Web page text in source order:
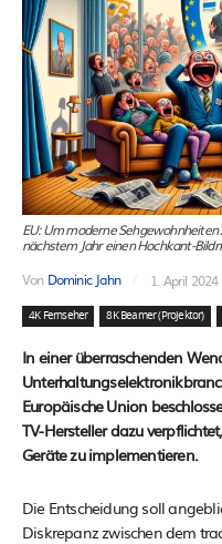
EU: Um moderne
nächstem Jahr einen Hochkant-
Von Dominic Jahn 1. April 2024
4K Fernseher 8K Beamer (Projektor)
In einer überraschenden
Europäische Union
TV-Hersteller dazu
Geräte zu implementieren.
Die Entscheidung soll
Diskrepanz zwischen dem